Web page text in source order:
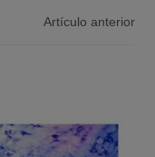
Artículo anterior